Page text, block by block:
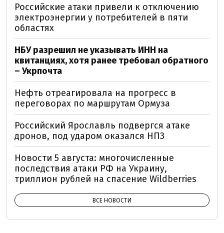
Российские атаки привели к отключению
электроэнергии у потребителей в пяти
областях
НБУ разрешил не указывать ИНН на
квитанциях, хотя ранее требовал обратного
– Укрпочта
Нефть отреагировала на прогресс в
переговорах по маршрутам Ормуза
Российский Ярославль подвергся атаке
дронов, под ударом оказался НПЗ
Новости 5 августа: многочисленные
последствия атаки РФ на Украину,
триллион рублей на спасение Wildberries
ВСЕ НОВОСТИ